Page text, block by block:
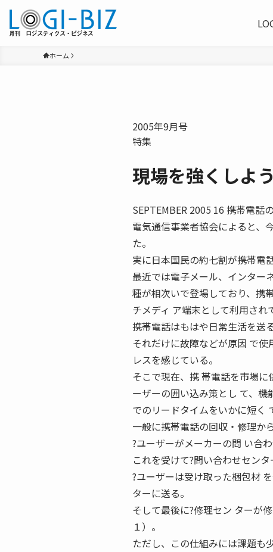
ホーム
2005年9月号
特集
現場を強くしよ
SEPTEMBER 2005 16 携帯電話
電気通信事業者協会によると、
た。
実に日本国民の約七割が携帯電
最近では電子メール、インター
種が相次いで登場しており、携
チメディ ア端末として利用され
携帯電話はもはや日常生活を送
それだけに故障などが原因 で
レスを感じている。
そこで現在、携 帯電話を市場
ーザーの囲い込み策とし て、
でのリードタイムをいかに短く
一般に携帯電話の回収・修理か
?ユーザーがメーカーの問 い合
これを受けて?問い合わせセン
?ユーザーは受け取った梱包材
ターに送る。
そして最後に?修理セン ターが
１）。
ただし、この仕組みには課題も